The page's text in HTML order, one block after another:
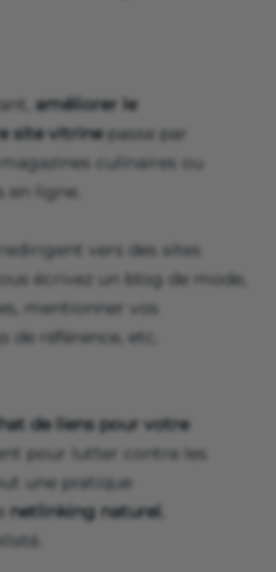
améliorer le
site vitrinepasse par
culinaires ou
en ligne.
vers des sites
écrivez un blog de mode,
mentionner vos
de référence, etc.
de liens pour votre
pour lutter contre les
une pratique
netlinking naturel